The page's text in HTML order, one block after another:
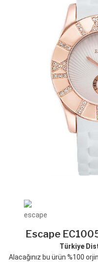
Escape
Türkiye
Alacağınız bu ürün %100